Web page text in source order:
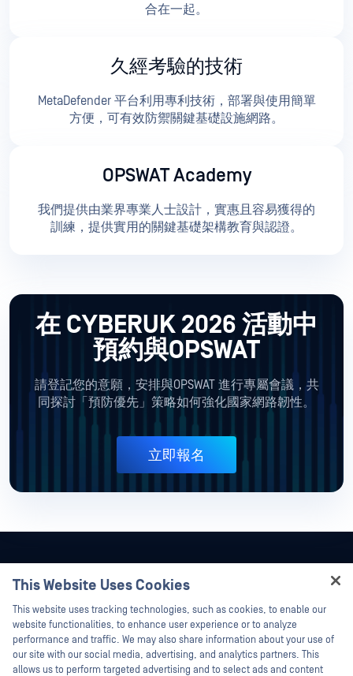
合在一起。
久經考驗的技術
MetaDefender 平台利用專利技術，部署與使用簡單
方便，可有效防禦關鍵基礎設施網路。
OPSWAT Academy
我們提供由業界專業人士設計，實惠且容易獲得的
訓練，提供實用的關鍵基礎架構教育與認證。
在 CYBERUK 2026 活動中
預約與OPSWAT
請登記您的意願，安排與OPSWAT 進行專屬會議，共
同探討「預防優先」策略如何強化國家網路韌性。
立即報名
This Website Uses Cookies
This website uses tracking technologies, such as cookies, to enable our
website functionalities, to enhance user experience or to analyze
performance and traffic. We may also share information about your use of
our site with our social media, advertising, and analytics partners. This
allows us to perform targeted advertising and to select ads and content
Hey there!
I'm Ozzy, your OPSWAT virtual assistant.
How can I help you secure what's critical
today?